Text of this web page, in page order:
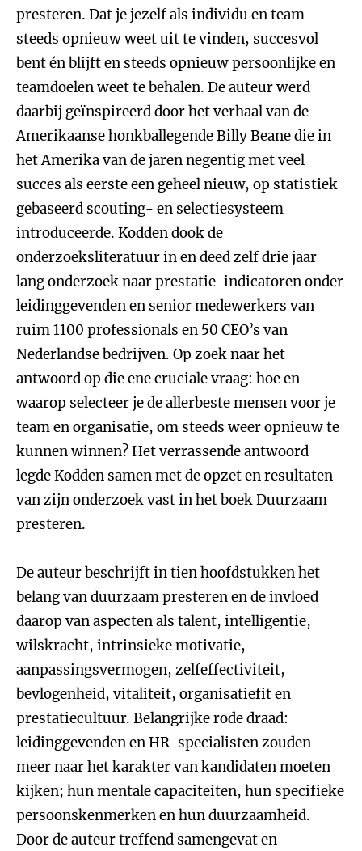
presteren. Dat je jezelf als individu en team
steeds opnieuw weet uit te vinden, succesvol
bent én blijft en steeds opnieuw persoonlijke en
teamdoelen weet te behalen. De auteur werd
daarbij geïnspireerd door het verhaal van de
Amerikaanse honkballegende Billy Beane die in
het Amerika van de jaren negentig met veel
succes als eerste een geheel nieuw, op statistiek
gebaseerd scouting- en selectiesysteem
introduceerde. Kodden dook de
onderzoeksliteratuur in en deed zelf drie jaar
lang onderzoek naar prestatie-indicatoren onder
leidinggevenden en senior medewerkers van
ruim 1100 professionals en 50 CEO’s van
Nederlandse bedrijven. Op zoek naar het
antwoord op die ene cruciale vraag: hoe en
waarop selecteer je de allerbeste mensen voor je
team en organisatie, om steeds weer opnieuw te
kunnen winnen? Het verrassende antwoord
legde Kodden samen met de opzet en resultaten
van zijn onderzoek vast in het boek Duurzaam
presteren.
De auteur beschrijft in tien hoofdstukken het
belang van duurzaam presteren en de invloed
daarop van aspecten als talent, intelligentie,
wilskracht, intrinsieke motivatie,
aanpassingsvermogen, zelfeffectiviteit,
bevlogenheid, vitaliteit, organisatiefit en
prestatiecultuur. Belangrijke rode draad:
leidinggevenden en HR-specialisten zouden
meer naar het karakter van kandidaten moeten
kijken; hun mentale capaciteiten, hun specifieke
persoonskenmerken en hun duurzaamheid.
Door de auteur treffend samengevat en